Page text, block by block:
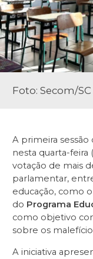
Foto: Secom/SC
A primeira sessão
nesta quarta-feira
votação de mais
parlamentar,
educação, como o
do Programa
como objetivo
sobre os
A iniciativa